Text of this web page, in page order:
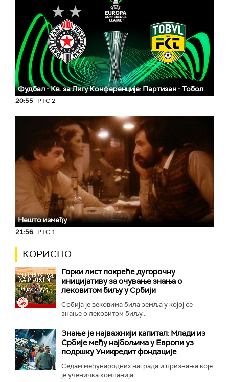
Фудбал - Кв. за Лигу Конференције: Партизан - Тобол
20:55 РТС 2
Нешто између
21:56 РТС 1
КОРИСНО
Горки лист покреће дугорочну
иницијативу за очување знања о
лековитом биљу у Србији
Србија је вековима била земља у којој се
знање о лековитом биљу...
Знање је најважнији капитал: Млади из
Србије међу најбољима у Европи уз
подршку Уникредит фондације
Седам међународних награда и признања које
је ученичка компанија...